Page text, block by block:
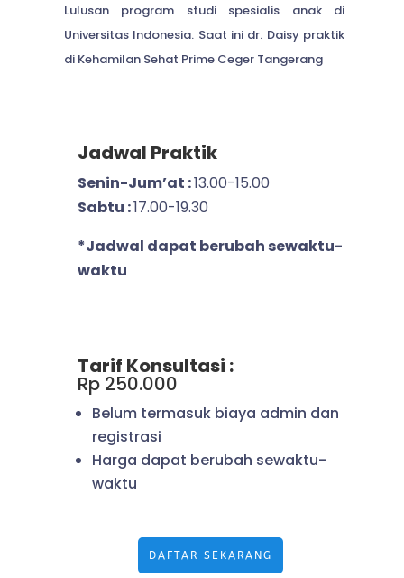
Lulusan program studi spesialis anak di
Universitas Indonesia. Saat ini dr. Daisy praktik
di Kehamilan Sehat Prime Ceger Tangerang
Jadwal Praktik
Senin-Jum’at :13.00-15.00
Sabtu :17.00-19.30
*Jadwal dapat berubah sewaktu-
waktu
Tarif Konsultasi :
Rp 250.000
Belum termasuk biaya admin dan
registrasi
Harga dapat berubah sewaktu-
waktu
DAFTAR SEKARANG